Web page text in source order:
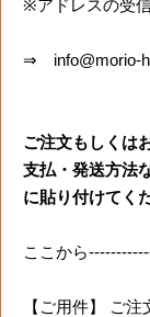
※アドレスの受
⇒ info@morio-
ご注文もしくは
支払・発送方法
に貼り付けてく
ここから
【ご用件】 ご